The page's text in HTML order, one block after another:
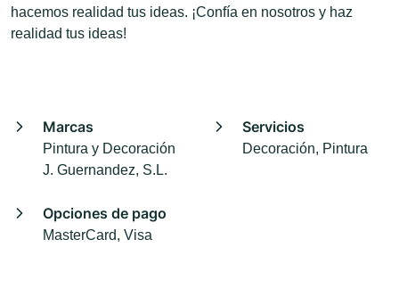
hacemos realidad tus ideas. ¡Confía en nosotros y haz
realidad tus ideas!
Marcas
Pintura y Decoración
J. Guernandez, S.L.
Servicios
Decoración, Pintura
Opciones de pago
MasterCard, Visa